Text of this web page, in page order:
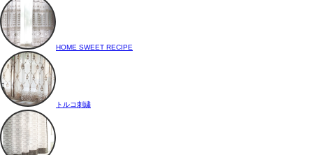
HOME SWEET RECIPE
トルコ刺繍